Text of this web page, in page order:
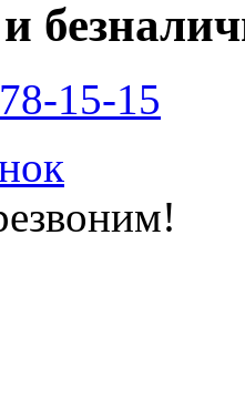
15-15